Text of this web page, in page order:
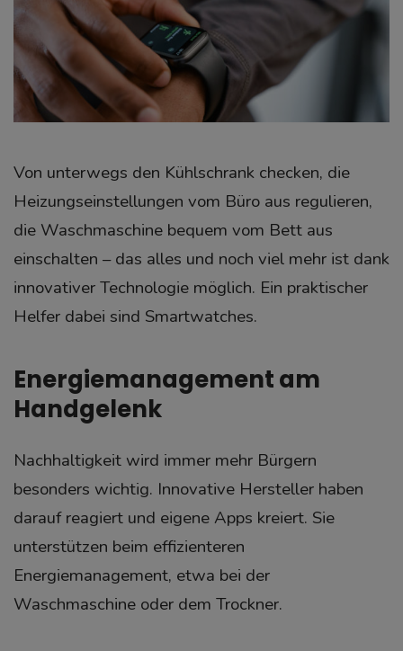
Von unterwegs den Kühlschrank checken, die
Heizungseinstellungen vom Büro aus regulieren,
die Waschmaschine bequem vom Bett aus
einschalten – das alles und noch viel mehr ist dank
innovativer Technologie möglich. Ein praktischer
Helfer dabei sind Smartwatches.
Energiemanagement am
Handgelenk
Nachhaltigkeit wird immer mehr Bürgern
besonders wichtig. Innovative Hersteller haben
darauf reagiert und eigene Apps kreiert. Sie
unterstützen beim effizienteren
Energiemanagement, etwa bei der
Waschmaschine oder dem Trockner.